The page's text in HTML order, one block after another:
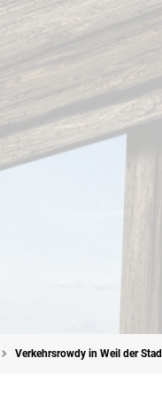
Verkehrsrowdy in Weil der